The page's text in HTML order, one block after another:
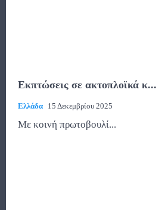
Εκπτώσεις σε ακτοπλοϊκά κ...
Ελλάδα 15 Δεκεμβρίου 2025
Με κοινή πρωτοβουλί...